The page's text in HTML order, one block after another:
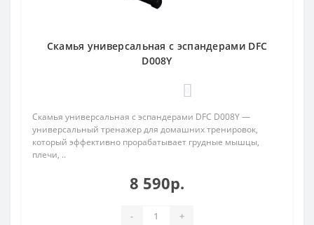
Скамья универсальная с эспандерами DFC
D008Y
Скамья универсальная с эспандерами DFC D008Y —
универсальный тренажер для домашних тренировок,
который эффективно прорабатывает грудные мышцы,
плечи, ..
8 590р.
- +